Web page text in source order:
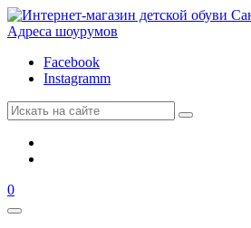
Адреса шоурумов
Facebook
Instagramm
0